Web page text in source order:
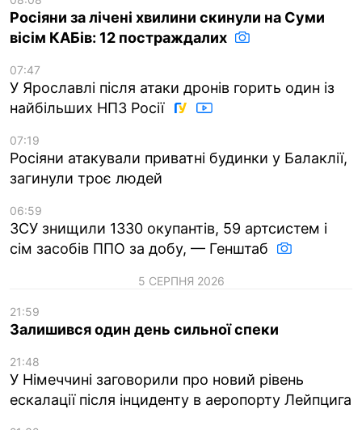
Росіяни за лічені хвилини скинули на Суми
вісім КАБів: 12 постраждалих
07:47
У Ярославлі після атаки дронів горить один із
найбільших НПЗ Росії
07:19
Росіяни атакували приватні будинки у Балаклії,
загинули троє людей
06:59
ЗСУ знищили 1330 окупантів, 59 артсистем і
сім засобів ППО за добу, — Генштаб
5 СЕРПНЯ 2026
21:59
Залишився один день сильної спеки
21:48
У Німеччині заговорили про новий рівень
ескалації після інциденту в аеропорту Лейпцига